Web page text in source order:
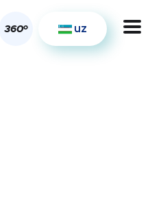
360o uz